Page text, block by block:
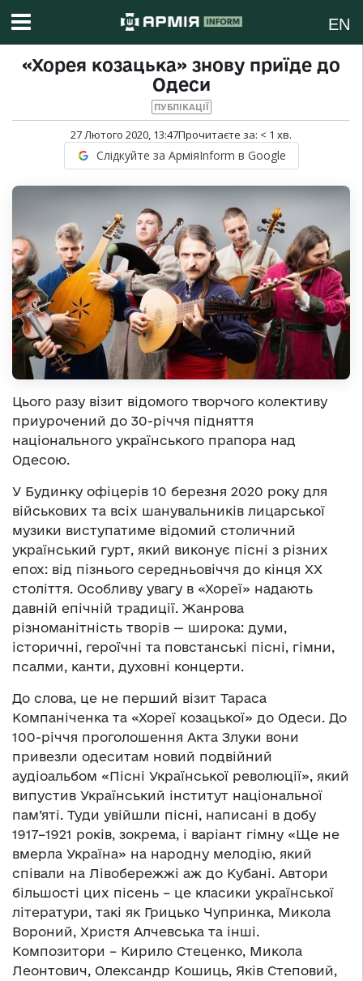
EN
«Хорея козацька» знову приїде до
Одеси
ПУБЛІКАЦІЇ
27 Лютого 2020, 13:47Прочитаєте за: < 1 хв.
Слідкуйте за АрміяInform в Google
Цього разу візит відомого творчого колективу
приурочений до 30-річчя підняття
національного українського прапора над
Одесою.
У Будинку офіцерів 10 березня 2020 року для
військових та всіх шанувальників лицарської
музики виступатиме відомий столичний
український гурт, який виконує пісні з різних
епох: від пізнього середньовіччя до кінця ХХ
століття. Особливу увагу в «Хореї» надають
давній епічній традиції. Жанрова
різноманітність творів — широка: думи,
історичні, героїчні та повстанські пісні, гімни,
псалми, канти, духовні концерти.
До слова, це не перший візит Тараса
Компаніченка та «Хореї козацької» до Одеси. До
100-річчя проголошення Акта Злуки вони
привезли одеситам новий подвійний
аудіоальбом «Пісні Української революції», який
випустив Український інститут національної
пам’яті. Туди увійшли пісні, написані в добу
1917–1921 років, зокрема, і варіант гімну «Ще не
вмерла Україна» на народну мелодію, який
співали на Лівобережжі аж до Кубані. Автори
більшості цих пісень – це класики української
літератури, такі як Грицько Чупринка, Микола
Вороний, Христя Алчевська та інші.
Композитори – Кирило Стеценко, Микола
Леонтович, Олександр Кошиць, Яків Степовий,